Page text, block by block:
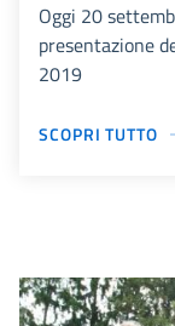
Oggi 20
presentazione
2019
SCOPRI TUTTO